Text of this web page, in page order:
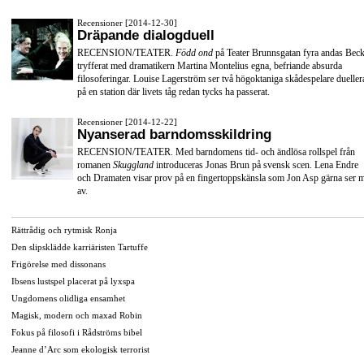
Recensioner [2014-12-30]
Dräpande dialogduell
RECENSION/TEATER. Född ond på Teater Brunnsgatan fyra andas
tryfferat med dramatikern Martina Montelius egna, befriande absurda
filosoferingar. Louise Lagerström ser två högoktaniga skådespelare
på en station där livets tåg redan tycks ha passerat.
Recensioner [2014-12-22]
Nyanserad barndomsskildring
RECENSION/TEATER. Med barndomens tid- och ändlösa rollspel från
romanen Skuggland introduceras Jonas Brun på svensk scen. Lena Endre
och Dramaten visar prov på en fingertoppskänsla som Jon Asp gärna ser
av.
Rättrådig och rytmisk Ronja
Den slipsklädde karriäristen Tartuffe
Frigörelse med dissonans
Ibsens lustspel placerat på lyxspa
Ungdomens olidliga ensamhet
Magisk, modern och maxad Robin
Fokus på filosofi i Rådströms bibel
Jeanne d’Arc som ekologisk terrorist